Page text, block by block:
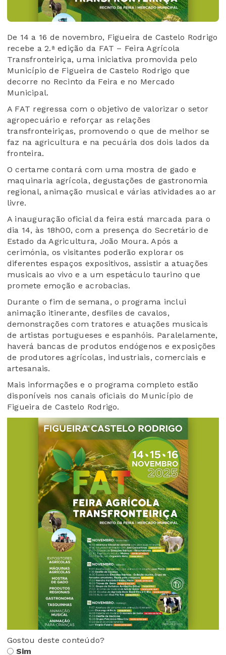
De 14 a 16 de novembro, Figueira de Castelo Rodrigo
recebe a 2.ª edição da FAT – Feira Agrícola
Transfronteiriça, uma iniciativa promovida pelo
Município de Figueira de Castelo Rodrigo que
decorre no Recinto da Feira e no Mercado
Municipal.
A FAT regressa com o objetivo de valorizar o setor
agropecuário e reforçar as relações
transfronteiriças, promovendo o que de melhor se
faz na agricultura e na pecuária dos dois lados da
fronteira.
O certame contará com uma mostra de gado e
maquinaria agrícola, degustações de gastronomia
regional, animação musical e várias atividades ao ar
livre.
A inauguração oficial da feira está marcada para o
dia 14, às 18h00, com a presença do Secretário de
Estado da Agricultura, João Moura. Após a
cerimónia, os visitantes poderão explorar os
diferentes espaços expositivos, assistir a atuações
musicais ao vivo e a um espetáculo taurino que
promete emoção e acrobacias.
Durante o fim de semana, o programa inclui
animação itinerante, desfiles de cavalos,
demonstrações com tratores e atuações musicais
de artistas portugueses e espanhóis. Paralelamente,
haverá bancas de produtos endógenos e exposições
de produtores agrícolas, industriais, comerciais e
artesanais.
Mais informações e o programa completo estão
disponíveis nos canais oficiais do Município de
Figueira de Castelo Rodrigo.
Gostou deste conteúdo?
Sim